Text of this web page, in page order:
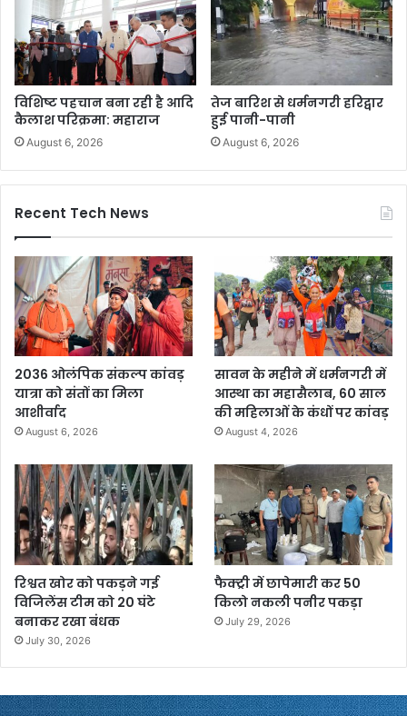
विशिष्ट पहचान बना रही है आदि
कैलाश परिक्रमा: महाराज
August 6, 2026
तेज बारिश से धर्मनगरी हरिद्वार
हुई पानी-पानी
August 6, 2026
Recent Tech News
2036 ओलंपिक संकल्प कांवड़
यात्रा को संतों का मिला
आशीर्वाद
August 6, 2026
सावन के महीने में धर्मनगरी में
आस्था का महासैलाब, 60 साल
की महिलाओं के कंधों पर कांवड़
August 4, 2026
रिश्वत खोर को पकड़ने गई
विजिलेंस टीम को 20 घंटे
बनाकर रखा बंधक
July 30, 2026
फैक्ट्री में छापेमारी कर 50
किलो नकली पनीर पकड़ा
July 29, 2026